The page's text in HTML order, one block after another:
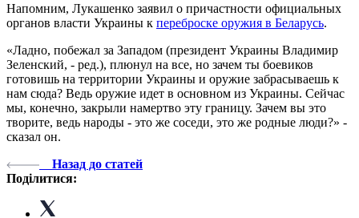
Напомним, Лукашенко заявил о причастности официальных
органов власти Украины к переброске оружия в Беларусь.
«Ладно, побежал за Западом (президент Украины Владимир
Зеленский, - ред.), плюнул на все, но зачем ты боевиков
готовишь на территории Украины и оружие забрасываешь к
нам сюда? Ведь оружие идет в основном из Украины. Сейчас
мы, конечно, закрыли намертво эту границу. Зачем вы это
творите, ведь народы - это же соседи, это же родные люди?» -
сказал он.
Назад до статей
Поділитися: